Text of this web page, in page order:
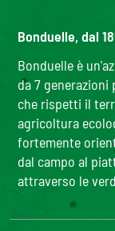
Bonduelle, dal
Bonduelle è
da 7
che rispetti il
agricoltura
fortemente
dal campo al
attraverso le